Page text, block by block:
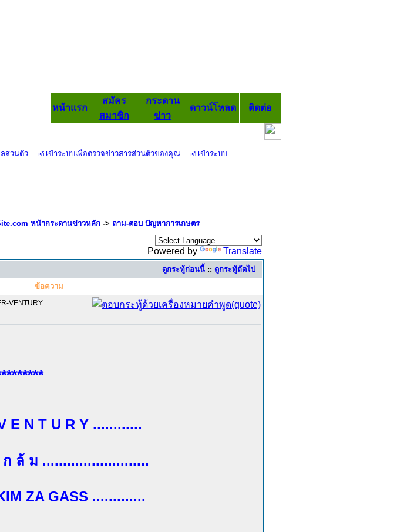
หน้าแรก
สมัคร
สมาชิก
กระดาน
ข่าว
ดาวน์โหลด ติดต่อ
ส่วนตัว เข้าระบบเพื่อตรวจข่าวสารส่วนตัวของคุณ เข้าระบบ
หน้ากระดานข่าวหลัก -> ถาม-ตอบ ปัญหาการเกษตร
Powered by Translate
ดูกระทู้ก่อนนี้ :: ดูกระทู้ถัดไป
ข้อความ
VENTURY
E N T U R Y ............
ล้ ม ..........................
ZA GASS .............